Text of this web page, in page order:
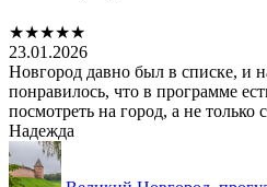
★★★★★
23.01.2026
Новгород давно был в списке, и
понравилось, что в программе
посмотреть на город, а не
Надежда